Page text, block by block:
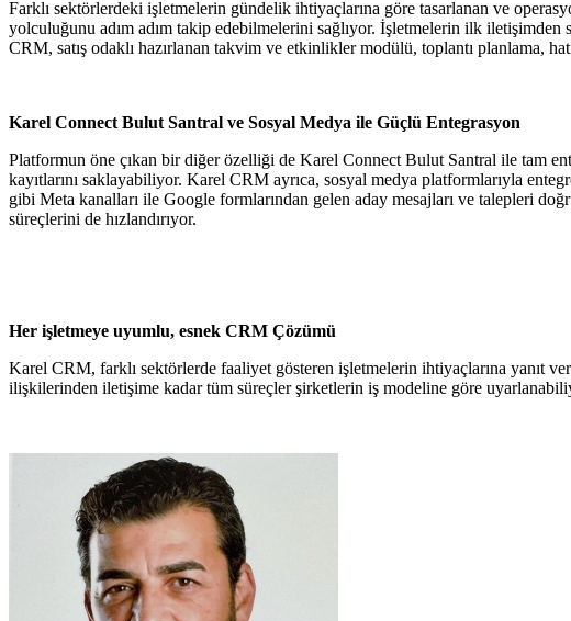
Farklı sektörlerdeki işletmelerin gündelik ihtiyaçlarına göre tasarlanan ve
yolculuğunu adım adım takip edebilmelerini sağlıyor. İşletmelerin ilk
CRM, satış odaklı hazırlanan takvim ve etkinlikler modülü, toplantı planlama,
Karel Connect Bulut Santral ve Sosyal Medya ile Güçlü Entegrasyon
Platformun öne çıkan bir diğer özelliği de Karel Connect Bulut Santral ile tam
kayıtlarını saklayabiliyor. Karel CRM ayrıca, sosyal medya platformlarıyla
gibi Meta kanalları ile Google formlarından gelen aday mesajları ve talepleri
süreçlerini de hızlandırıyor.
Her işletmeye uyumlu, esnek CRM Çözümü
Karel CRM, farklı sektörlerde faaliyet gösteren işletmelerin ihtiyaçlarına yanıt
ilişkilerinden iletişime kadar tüm süreçler şirketlerin iş modeline göre